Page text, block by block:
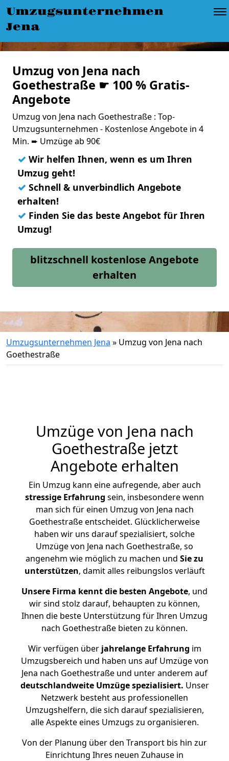
Umzugsunternehmen
Jena
Umzug von Jena nach
Goethestraße ☛ 100 % Gratis-
Angebote
Umzug von Jena nach Goethestraße : Top-
Umzugsunternehmen - Kostenlose Angebote in 4
Min. ➨ Umzüge ab 90€
✓ Wir helfen Ihnen, wenn es um Ihren
Umzug geht!
✓ Schnell & unverbindlich Angebote
erhalten!
✓ Finden Sie das beste Angebot für Ihren
Umzug!
blitzschnell kostenlose Angebote
erhalten
Umzugsunternehmen Jena » Umzug von Jena nach
Goethestraße
Umzüge von Jena nach
Goethestraße jetzt
Angebote erhalten
Ein Umzug kann eine aufregende, aber auch
stressige Erfahrung sein, insbesondere wenn
man sich für einen Umzug von Jena nach
Goethestraße entscheidet. Glücklicherweise
haben wir uns darauf spezialisiert, solche
Umzüge von Jena nach Goethestraße, so
angenehm wie möglich zu machen und Sie zu
unterstützen, damit alles reibungslos verläuft
Unsere Firma kennt die besten Angebote, und
wir sind stolz darauf, behaupten zu können,
Ihnen die beste Unterstützung für Ihren Umzug
nach Goethestraße bieten zu können.
Wir verfügen überjahrelange Erfahrung im
Umzugsbereich und haben uns auf Umzüge von
Jena nach Goethestraße und unter anderem auf
deutschlandweite Umzüge spezialisiert. Unser
Netzwerk besteht aus professionellen
Umzugshelfern, die sich darauf spezialisieren,
alle Aspekte eines Umzugs zu organisieren.
Von der Planung über den Transport bis hin zur
Einrichtung Ihres neuen Zuhause in